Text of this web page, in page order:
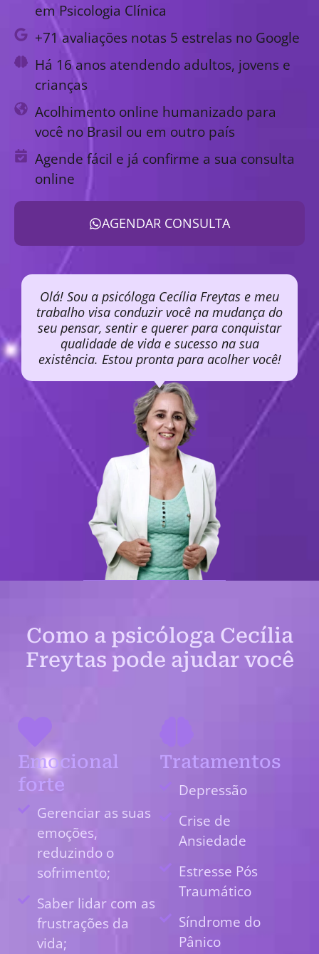
em Psicologia Clínica
+71 avaliações notas 5 estrelas no Google
Há 16 anos atendendo adultos, jovens e
crianças
Acolhimento online humanizado para
você no Brasil ou em outro país
Agende fácil e já confirme a sua consulta
online
AGENDAR CONSULTA
Olá! Sou a psicóloga Cecília Freytas e meu
trabalho visa conduzir você na mudança do
seu pensar, sentir e querer para conquistar
qualidade de vida e sucesso na sua
existência. Estou pronta para acolher você!
Como a psicóloga Cecília
Freytas pode ajudar você
Emocional
forte
Gerenciar as suas
emoções,
reduzindo o
sofrimento;
Saber lidar com as
frustrações da
vida;
Tratamentos
Depressão
Crise de
Ansiedade
Estresse Pós
Traumático
Síndrome do
Pânico